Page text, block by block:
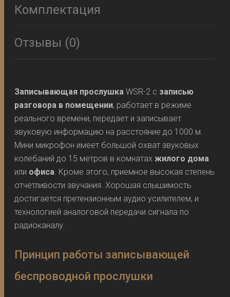
Комплектация
Отзывы (0)
Записывающая прослушкаWSR-2 с записью
разговора в помещении, работает в режиме
реального времени, передает и записывает
звуковую информацию на расстояние до 1000 м.
Мини микрофон имеет большой охват звуковых
колебаний до 15 метров в комнатах жилого дома
или офиса. Кроме этого, приемное высокая степень
отчетливости звучания. Хорошая слышимость
достигается претензионным аудио усилителем, и
технологией аналоговой передачи сигнала по
радиоканалу.
Принцип работы записывающей
беспроводной прослушки